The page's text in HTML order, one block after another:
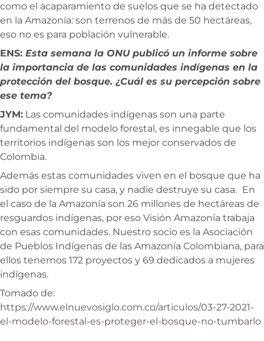
como el acaparamiento de suelos que se ha detectado
en la Amazonía: son terrenos de más de 50 hectáreas,
eso no es para población vulnerable.
ENS: Esta semana la ONU publicó un informe sobre
la importancia de las comunidades indígenas en la
protección del bosque. ¿Cuál es su percepción sobre
ese tema?
JYM: Las comunidades indígenas son una parte
fundamental del modelo forestal, es innegable que los
territorios indígenas son los mejor conservados de
Colombia.
Además estas comunidades viven en el bosque que ha
sido por siempre su casa, y nadie destruye su casa. En
el caso de la Amazonía son 26 millones de hectáreas de
resguardos indígenas, por eso Visión Amazonía trabaja
con esas comunidades. Nuestro socio es la Asociación
de Pueblos Indígenas de las Amazonía Colombiana, para
ellos tenemos 172 proyectos y 69 dedicados a mujeres
indígenas.
Tomado de:
https://www.elnuevosiglo.com.co/articulos/03-27-2021-
el-modelo-forestal-es-proteger-el-bosque-no-tumbarlo